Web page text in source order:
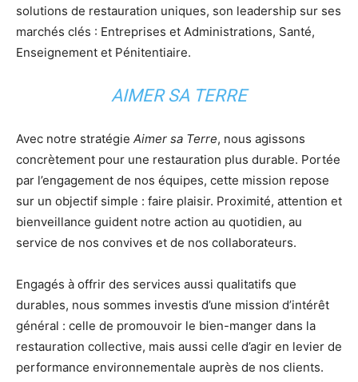
solutions de restauration uniques, son leadership sur ses
marchés clés : Entreprises et Administrations, Santé,
Enseignement et Pénitentiaire.
AIMER SA TERRE
Avec notre stratégie Aimer sa Terre, nous agissons
concrètement pour une restauration plus durable. Portée
par l’engagement de nos équipes, cette mission repose
sur un objectif simple : faire plaisir. Proximité, attention et
bienveillance guident notre action au quotidien, au
service de nos convives et de nos collaborateurs.
Engagés à offrir des services aussi qualitatifs que
durables, nous sommes investis d’une mission d’intérêt
général : celle de promouvoir le bien-manger dans la
restauration collective, mais aussi celle d’agir en levier de
performance environnementale auprès de nos clients.